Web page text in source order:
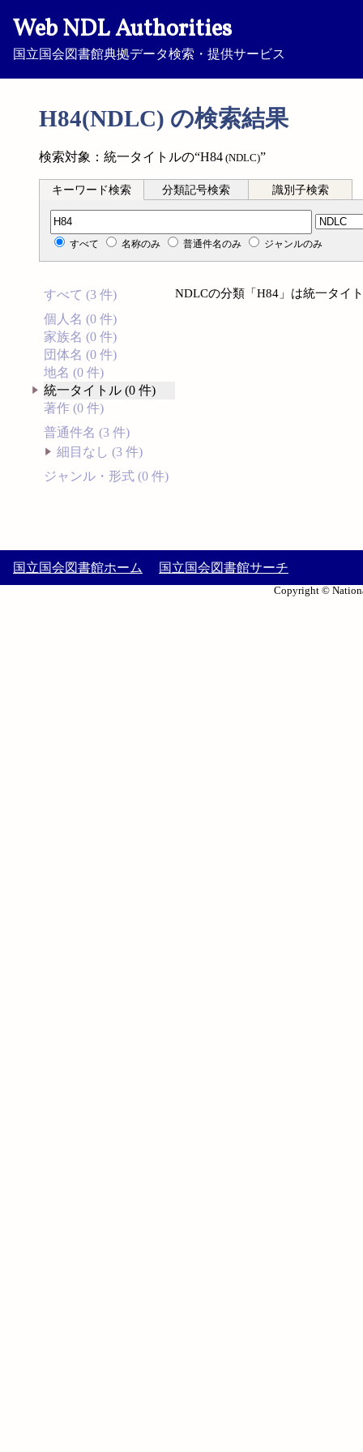
Web NDL Authorities
国立国会図書館典拠データ検索・提供サービス
H84(NDLC) の検索結果
検索対象：統一タイトルの“H84 (NDLC)”
キーワード検索 分類記号検索 識別子検索
分類記号検索
すべて 名称のみ 普通件名のみ ジャンルのみ
すべて (3 件)
個人名 (0 件)
家族名 (0 件)
団体名 (0 件)
地名 (0 件)
統一タイトル (0 件)
著作 (0 件)
普通件名 (3 件)
細目なし (3 件)
ジャンル・形式 (0 件)
NDLCの分類「H84」は統一タイ
国立国会図書館ホーム 国立国会図書館サーチ
Copyright ©